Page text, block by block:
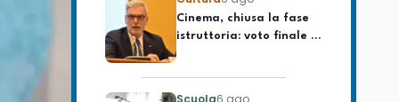
lavoro
istruttoria: voto finale il
9 settembre in Aula. La